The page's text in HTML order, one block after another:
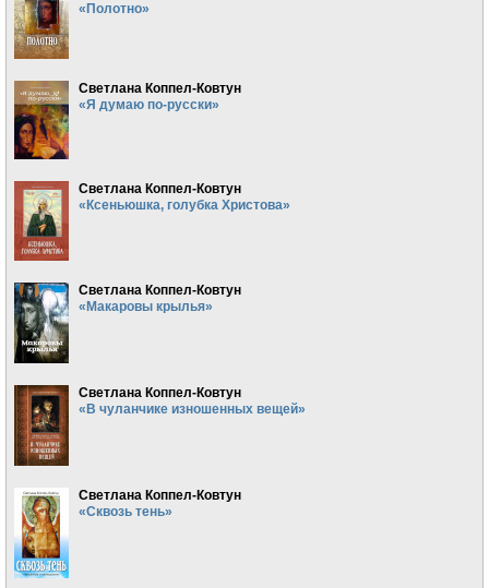
«Полотно»
Светлана Коппел-Ковтун
«Я думаю по-русски»
Светлана Коппел-Ковтун
«Ксеньюшка, голубка Христова»
Светлана Коппел-Ковтун
«Макаровы крылья»
Светлана Коппел-Ковтун
«В чуланчике изношенных вещей»
Светлана Коппел-Ковтун
«Сквозь тень»